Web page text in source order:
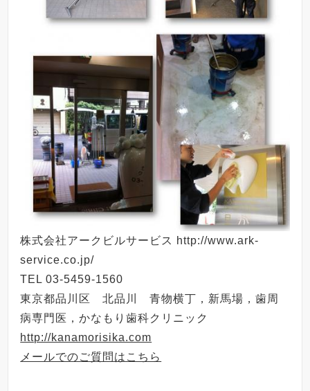
株式会社アークビルサービス http://www.ark-
service.co.jp/
TEL 03-5459-1560
東京都品川区 北品川 青物横丁，新馬場，歯周
病専門医，かなもり歯科クリニック
http://kanamorisika.com
メールでのご質問はこちら